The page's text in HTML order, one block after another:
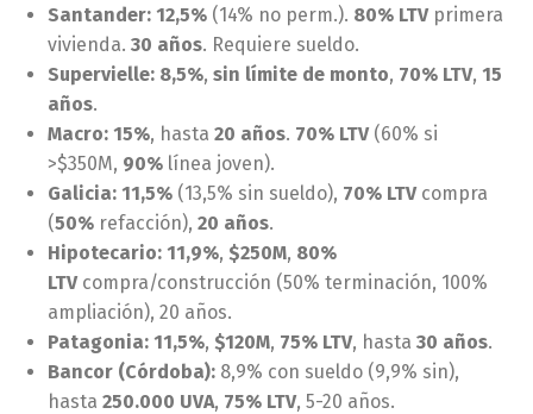
Santander: 12,5% (14% no perm.). 80% LTVprimera
vivienda. 30 años. Requiere sueldo.
Supervielle: 8,5%, sin límite de monto, 70% LTV, 15
años.
Macro: 15%, hasta 20 años. 70% LTV(60% si
>$350M, 90% línea joven).
Galicia: 11,5% (13,5% sin sueldo), 70% LTVcompra
(50% refacción), 20 años.
Hipotecario: 11,9%, $250M, 80%
LTVcompra/construcción (50% terminación, 100%
ampliación), 20 años.
Patagonia: 11,5%, $120M, 75% LTV, hasta 30 años.
Bancor (Córdoba): 8,9% con sueldo (9,9% sin),
hasta 250.000 UVA, 75% LTV, 5-20 años.